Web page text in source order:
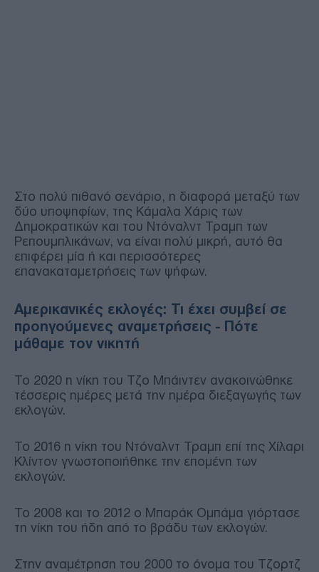
Στο πολύ πιθανό σενάριο, η διαφορά μεταξύ των
δύο υποψηφίων, της Κάμαλα Χάρις των
Δημοκρατικών και του Ντόναλντ Τραμπ των
Ρεπουμπλικάνων, να είναι πολύ μικρή, αυτό θα
επιφέρει μία ή και περισσότερες
επανακαταμετρήσεις των ψήφων.
Αμερικανικές εκλογές: Τι έχει συμβεί σε
προηγούμενες αναμετρήσεις - Πότε
μάθαμε τον νικητή
Το 2020 η νίκη του Τζο Μπάιντεν ανακοινώθηκε
τέσσερις ημέρες μετά την ημέρα διεξαγωγής των
εκλογών.
Το 2016 η νίκη του Ντόναλντ Τραμπ επί της Χίλαρι
Κλίντον γνωστοποιήθηκε την επομένη των
εκλογών.
Το 2008 και το 2012 ο Μπαράκ Ομπάμα γιόρτασε
τη νίκη του ήδη από το βράδυ των εκλογών.
Στην αναμέτρηση του 2000 το όνομα του Τζορτζ